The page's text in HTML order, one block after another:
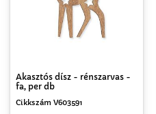
Akasztós dísz - rénszarvas -
fa, per db
Cikkszám V603591